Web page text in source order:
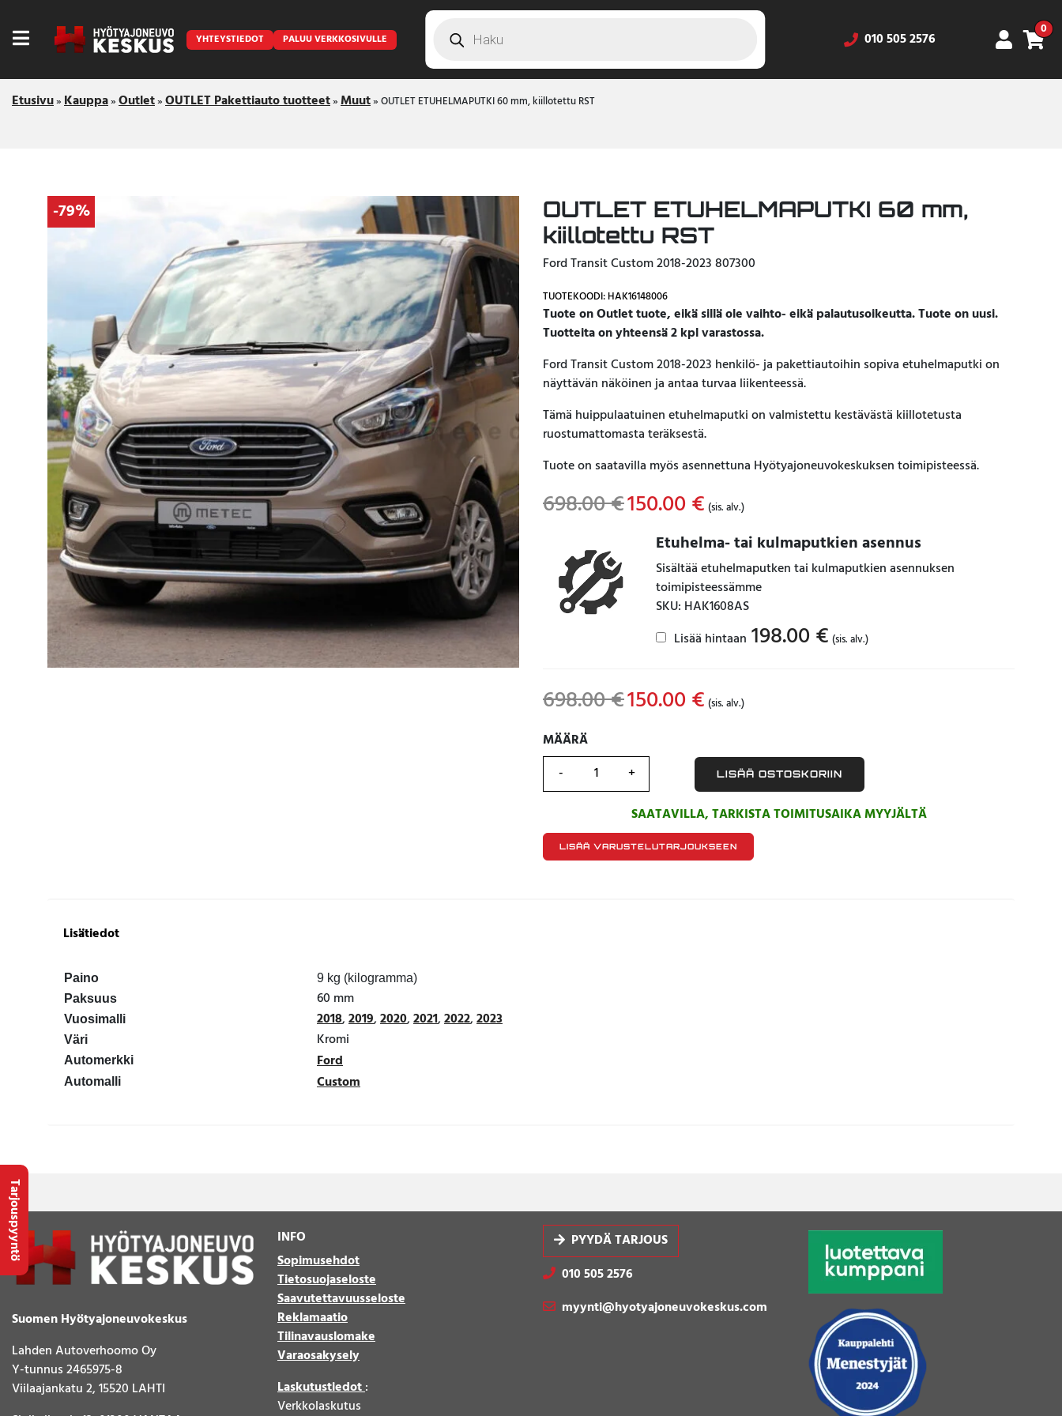
Front Runner
Keraamiset pinnoitukset
Vanlife
Lava-autojen tuotteet
Pakettiautotuotteet
YHTEYSTIEDOT PALUU VERKKOSIVULLE search 010 505 2576
0
Etusivu»Kauppa»Outlet»OUTLET Pakettiauto tuotteet»Muut»OUTLET ETUHELMAPUTKI 60 mm, kiillotettu RST
-79%
OUTLET ETUHELMAPUTKI 60 mm,
kiillotettu RST
Ford Transit Custom 2018-2023 807300
TUOTEKOODI: HAK16148006
Tuote on Outlet tuote, eikä sillä ole vaihto- eikä palautusoikeutta. Tuote on uusi.
Tuotteita on yhteensä 2 kpl varastossa.
Ford Transit Custom 2018-2023 henkilö- ja pakettiautoihin sopiva etuhelmaputki on
näyttävän näköinen ja antaa turvaa liikenteessä.
Tämä huippulaatuinen etuhelmaputki on valmistettu kestävästä kiillotetusta
ruostumattomasta teräksestä.
Tuote on saatavilla myös asennettuna Hyötyajoneuvokeskuksen toimipisteessä.
698.00€Original
price
698.00 €.
150.00 €price
is:
150.00 €.
(sis. alv.)
Etuhelma- tai kulmaputkien asennus
Sisältää etuhelmaputken tai kulmaputkien asennuksen
toimipisteessämme
SKU: HAK1608AS
Lisää hintaan 198.00 € (sis. alv.)
698.00€150.00 € (sis. alv.)
MÄÄRÄ
MÄÄRÄ
LISÄÄ OSTOSKORIIN
SAATAVILLA, TARKISTA TOIMITUSAIKA MYYJÄLTÄ
LISÄÄ VARUSTELUTARJOUKSEEN
Lisätiedot
Paino
9 kg (kilogramma)
Paksuus
60 mm
Vuosimalli 2018,2019,2020,2021,2022,2023
Väri Kromi
Automerkki Ford
Automalli Custom
Suomen Hyötyajoneuvokeskus
Lahden Autoverhoomo Oy
Y-tunnus 2465975-8
Viilaajankatu 2, 15520 LAHTI
INFO
Sopimusehdot
Tietosuojaseloste
Saavutettavuusseloste
Reklamaatio
Tilinavauslomake
Varaosakysely
Laskutustiedot:
Verkkolaskutus
PYYDÄ TARJOUS
010 505 2576
myynti@hyotyajoneuvokeskus.com
Tarjouspyyntö